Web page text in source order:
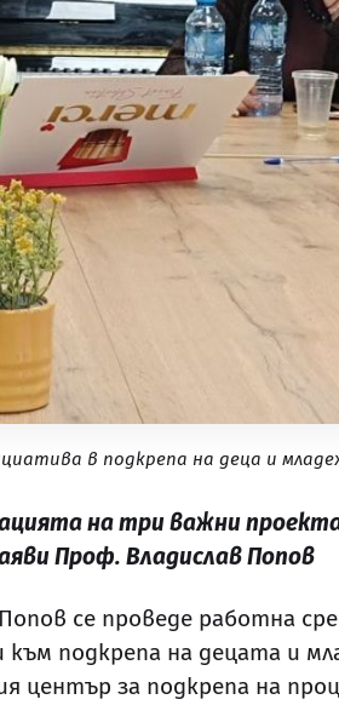
в подкрепа на деца и
на три важни
Проф. Владислав Попов
се проведе работна
подкрепа на децата и
център за подкрепа на